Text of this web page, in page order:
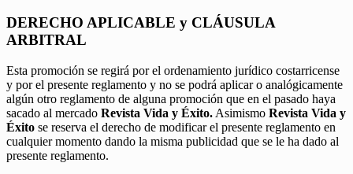
DERECHO APLICABLE y CLÁUSULA
ARBITRAL
Esta promoción se regirá por el ordenamiento jurídico costarricense
y por el presente reglamento y no se podrá aplicar o analógicamente
algún otro reglamento de alguna promoción que en el pasado haya
sacado al mercado Revista Vida y Éxito. Asimismo Revista Vida y
Éxito se reserva el derecho de modificar el presente reglamento en
cualquier momento dando la misma publicidad que se le ha dado al
presente reglamento.